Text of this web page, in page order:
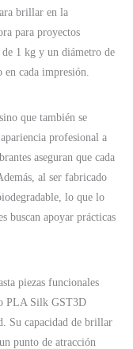
brillar en la
para proyectos
1 kg y un diámetro de
en cada impresión.
que también se
profesional a
aseguran que cada
al ser fabricado
lo que lo
buscan apoyar prácticas
piezas funcionales
PLA Silk GST3D
Su capacidad de brillar
punto de atracción